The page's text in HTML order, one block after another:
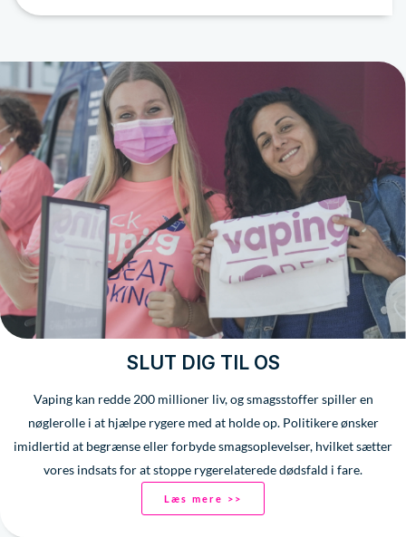
SLUT DIG TIL OS
Vaping kan redde 200 millioner liv, og smagsstoffer spiller en
nøglerolle i at hjælpe rygere med at holde op. Politikere ønsker
imidlertid at begrænse eller forbyde smagsoplevelser, hvilket sætter
vores indsats for at stoppe rygerelaterede dødsfald i fare.
Læs mere >>